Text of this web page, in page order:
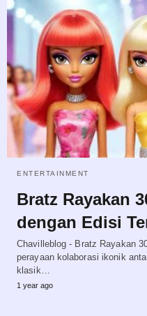
ENTERTAINMENT
Bratz Rayakan
dengan Edisi
Chavilleblog - Bratz Rayakan
perayaan kolaborasi ikonik
klasik…
1 year ago